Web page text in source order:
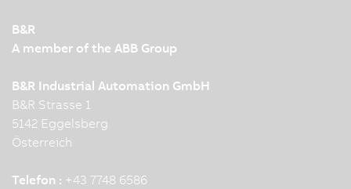
B&R
A member of the ABB Group
B&R Industrial Automation GmbH
B&R Strasse 1
5142 Eggelsberg
Österreich
Telefon : +43 7748 6586